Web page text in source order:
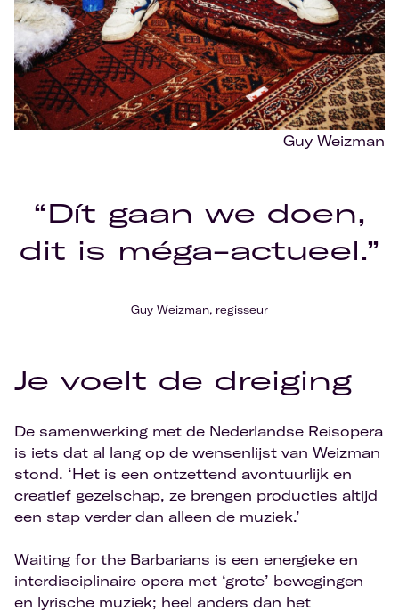
Guy Weizman
“Dít gaan we doen,
dit is méga-actueel.”
Guy Weizman, regisseur
Je voelt de dreiging
De samenwerking met de Nederlandse Reisopera
is iets dat al lang op de wensenlijst van Weizman
stond. ‘Het is een ontzettend avontuurlijk en
creatief gezelschap, ze brengen producties altijd
een stap verder dan alleen de muziek.’
Waiting for the Barbarians is een energieke en
interdisciplinaire opera met ‘grote’ bewegingen
en lyrische muziek; heel anders dan het